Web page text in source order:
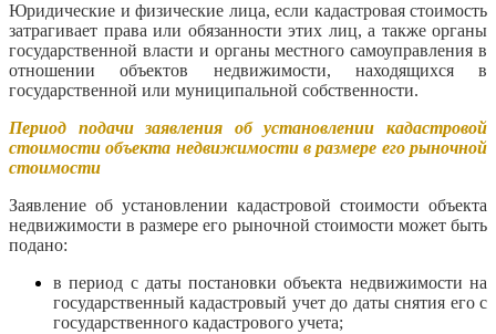
Юридические и физические лица, если кадастровая стоимость
затрагивает права или обязанности этих лиц, а также органы
государственной власти и органы местного самоуправления в
отношении объектов недвижимости, находящихся в
государственной или муниципальной собственности.
Период подачи заявления об установлении кадастровой
стоимости объекта недвижимости в размере его рыночной
стоимости
Заявление об установлении кадастровой стоимости объекта
недвижимости в размере его рыночной стоимости может быть
подано:
в период с даты постановки объекта недвижимости на
государственный кадастровый учет до даты снятия его с
государственного кадастрового учета;